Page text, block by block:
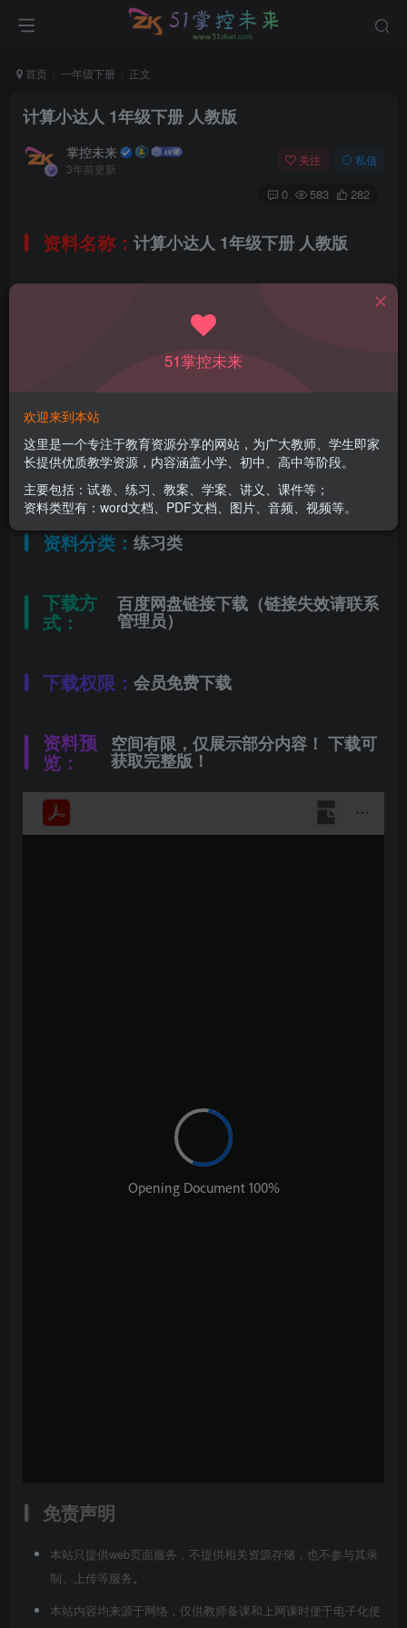
首页 一年级下册 正文
计算小达人 1年级下册 人教版
掌控未来
3年前更新
关注 私信
0 583 282
资料名称： 计算小达人 1年级下册 人教版
人教版
适用年级：
文件类型：高清PDF
资料分类： 练习类
下载方
式：
百度网盘链接下载（链接失效请联系
管理员）
下载权限： 会员免费下载
资料预
览：
空间有限，仅展示部分内容！ 下载可
获取完整版！
免责声明
本站只提供web页面服务，不提供相关资源存储，也不参与其录
制、上传等服务。
本站内容均来源于网络，仅供教师备课和上网课时便于电子化使
51掌控未来
欢迎来到本站
这里是一个专注于教育资源分享的网站，为广大教师、学生即家
长提供优质教学资源，内容涵盖小学、初中、高中等阶段。
主要包括：试卷、练习、教案、学案、讲义、课件等；
资料类型有：word文档、PDF文档、图片、音频、视频等。